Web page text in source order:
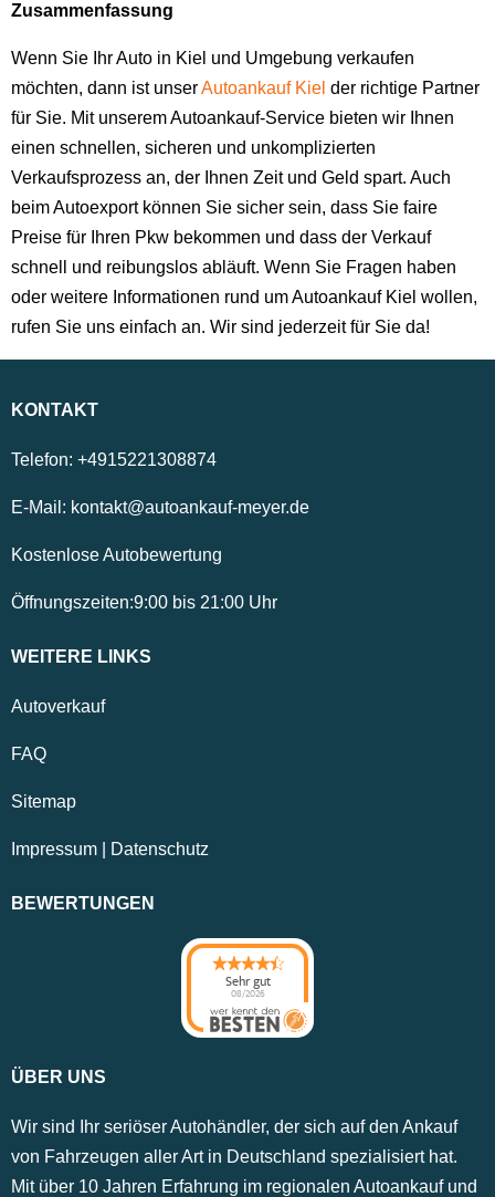
Zusammenfassung
Wenn Sie Ihr Auto in Kiel und Umgebung verkaufen
möchten, dann ist unserAutoankauf Kiel der richtige Partner
für Sie. Mit unserem Autoankauf-Service bieten wir Ihnen
einen schnellen, sicheren und unkomplizierten
Verkaufsprozess an, der Ihnen Zeit und Geld spart. Auch
beim Autoexport können Sie sicher sein, dass Sie faire
Preise für Ihren Pkw bekommen und dass der Verkauf
schnell und reibungslos abläuft. Wenn Sie Fragen haben
oder weitere Informationen rund um Autoankauf Kiel wollen,
rufen Sie uns einfach an. Wir sind jederzeit für Sie da!
KONTAKT
Telefon: +4915221308874
E-Mail: kontakt@autoankauf-meyer.de
Kostenlose Autobewertung
Öffnungszeiten:9:00 bis 21:00 Uhr
WEITERE LINKS
Autoverkauf
FAQ
Sitemap
Impressum Datenschutz
BEWERTUNGEN
Sehr gut
08/2026
ÜBER UNS
Wir sind Ihr seriöser Autohändler, der sich auf den Ankauf
von Fahrzeugen aller Art in Deutschland spezialisiert hat.
Mit über 10 Jahren Erfahrung im regionalen Autoankauf und